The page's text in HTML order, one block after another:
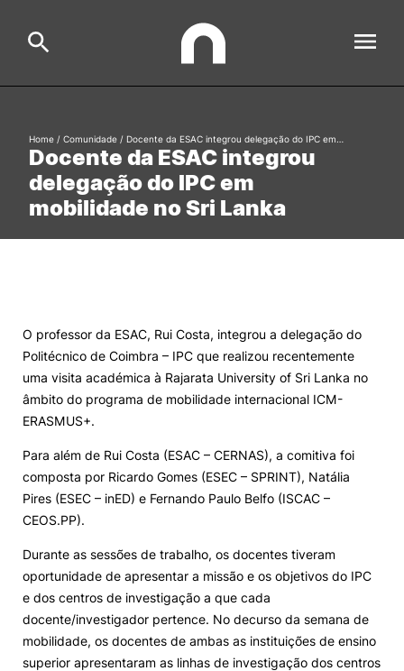
Estudar
International Relations
Ofertas de Emprego e Informações Úteis
Mudança de Par Instituição/Curso
©2026 Instituto Politécnico de Coimbra. Todos os direitos reservados.
Search
Formative Offer General
Docente da ESAC integrou
delegação do IPC em
mobilidade no Sri Lanka
Home / Comunidade / Docente da ESAC integrou delegação do IPC em…
O professor da ESAC, Rui Costa, integrou a delegação do
Politécnico de Coimbra – IPC que realizou recentemente
uma visita académica à Rajarata University of Sri Lanka no
âmbito do programa de mobilidade internacional ICM-
ERASMUS+.
Para além de Rui Costa (ESAC – CERNAS), a comitiva foi
composta por Ricardo Gomes (ESEC – SPRINT), Natália
Pires (ESEC – inED) e Fernando Paulo Belfo (ISCAC –
CEOS.PP).
Durante as sessões de trabalho, os docentes tiveram
oportunidade de apresentar a missão e os objetivos do IPC
e dos centros de investigação a que cada
docente/investigador pertence. No decurso da semana de
mobilidade, os docentes de ambas as instituições de ensino
superior apresentaram as linhas de investigação dos centros